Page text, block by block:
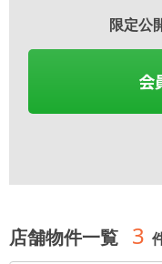
限定公
会
店舗物件一覧 3